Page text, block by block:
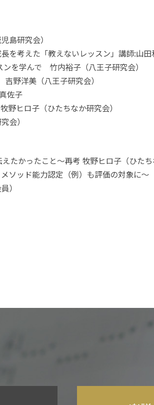
島研究会）
を考えた「教えないレッスン」講師:山田
を学んで 竹内裕子（八王子研究会）
野洋美（八王子研究会）
佐子
ヒロ子（ひたちなか研究会）
会）
たかったこと～再考 牧野ヒロ子（ひたち
ソッド能力認定（例）も評価の対象に
）